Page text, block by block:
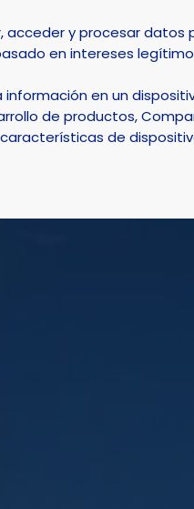
DEPORTE NATURALEZA
acceder y procesar datos
en intereses
en un
de productos,
de
en Alicante